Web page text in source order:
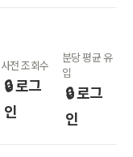
사전 조회수
🔒 로그
인
분당 평균 유
입
🔒 로그
인